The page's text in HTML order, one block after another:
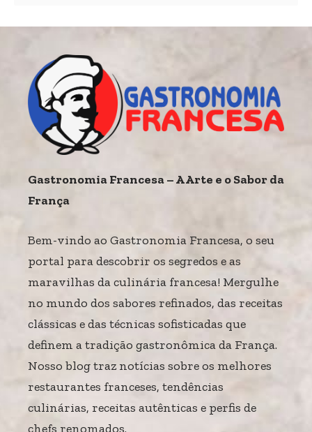
Gastronomia Francesa – A Arte e o Sabor da
França
Bem-vindo ao Gastronomia Francesa, o seu
portal para descobrir os segredos e as
maravilhas da culinária francesa! Mergulhe
no mundo dos sabores refinados, das receitas
clássicas e das técnicas sofisticadas que
definem a tradição gastronômica da França.
Nosso blog traz notícias sobre os melhores
restaurantes franceses, tendências
culinárias, receitas autênticas e perfis de
chefs renomados.